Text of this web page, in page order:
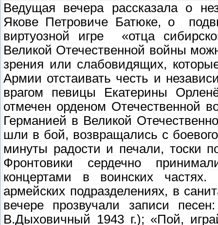
Ведущая вечера рассказала о
Якове Петровиче Батюке, о
виртуозной игре «отца
Великой Отечественной войны
зрения или слабовидящих,
Армии отстаивать честь и
врагом певицы Екатерины
отмечен орденом Отечественной
Германией в Великой
шли в бой, возвращались с
минуты радости и печали,
Фронтовики сердечно
концертами в воинских
армейских подразделениях, в
вечере прозвучали записи
В.Дыховичный 1943 г.); «Пой,